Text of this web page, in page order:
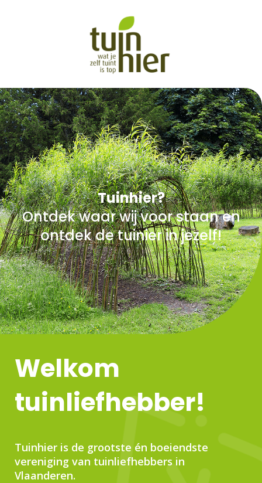
Tuinhier?
Ontdek waar wij voor staan en
ontdek de tuinier in jezelf!
Welkom
tuinliefhebber!
Tuinhier is de grootste én boeiendste
vereniging van tuinliefhebbers in
Vlaanderen.